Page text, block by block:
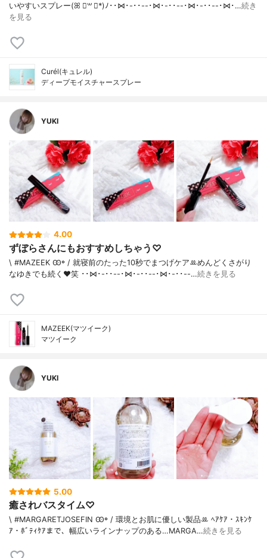
いやすいスプレー(ꕤ ॑꒳ ॑*)ﾉ･･⋈･-･･--･⋈･-･･--･⋈･-･･--･⋈･…続き
を見る
Curél(キュレル)
ディープモイスチャースプレー
YUKI
4.00
ずぼらさんにもおすすめしちゃう♡
\ #MAZEEK Ꙭ꙳ / 就寝前のたった10秒でまつげケアꔛ‬めんどくさがり
なゆきでも続く❤︎笑 ･･⋈･-･･--･⋈･-･･--･⋈･-･･--…続きを見る
MAZEEK(マツイーク)
マツイーク
YUKI
5.00
癒されバスタイム♡
\ #MARGARETJOSEFIN Ꙭ꙳ / 環境とお肌に優しい製品‪ꔛ‬ ﾍｱｹｱ・ｽｷﾝｹ
ｱ・ﾎﾞﾃｨｹｱまで、幅広いラインナップのある…MARGA…続きを見る